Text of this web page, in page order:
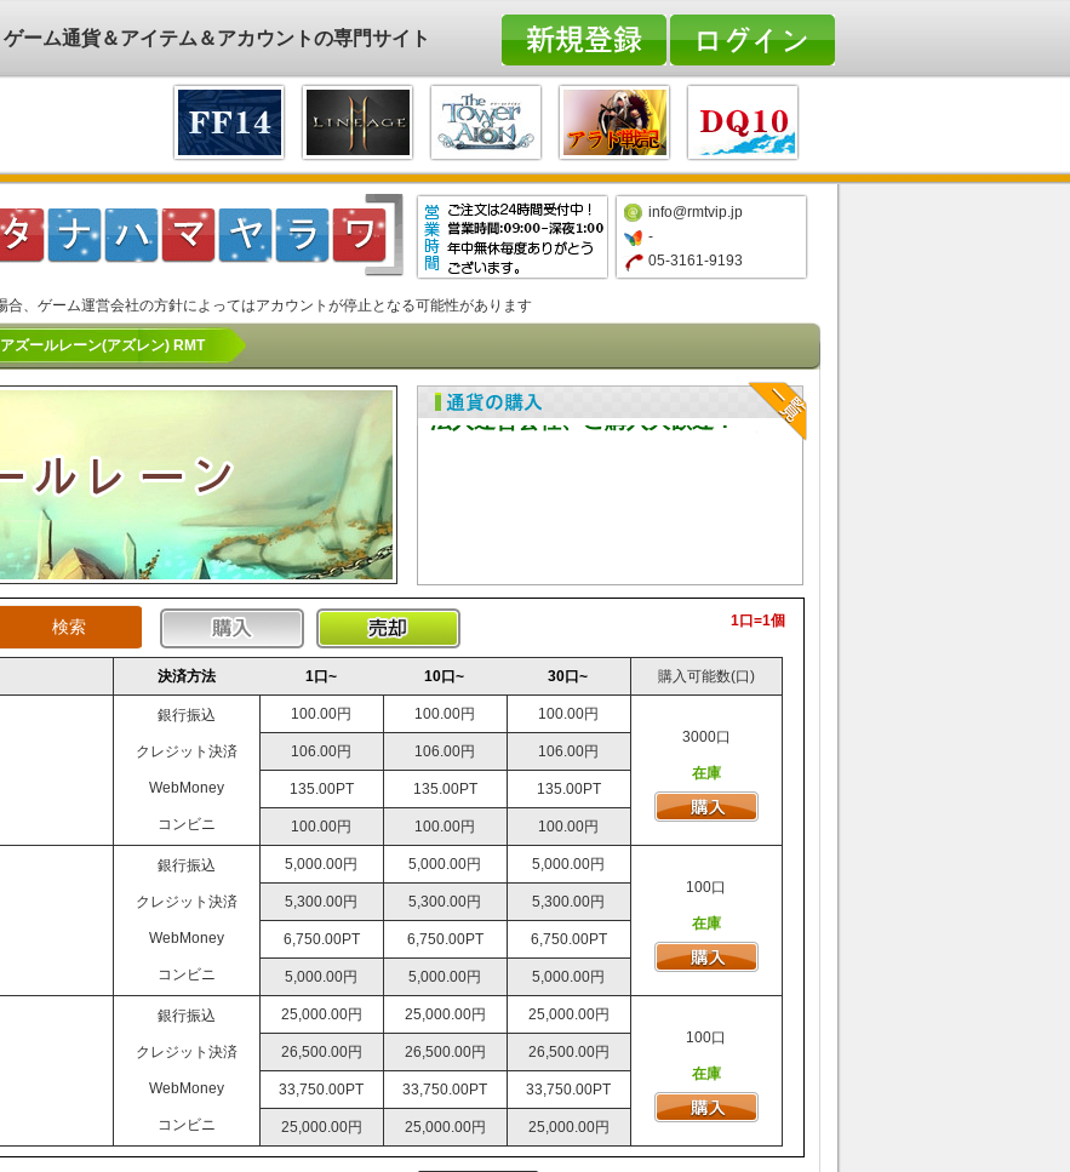
ーム通貨＆アイテム＆アカウントの専門サイト
info@rmtvip.jp
-
05-3161-9193
合、ゲーム運営会社の方針によってはアカウントが停止となる可能性があります
アズールレーン(アズレン) RMT
アカウント内の石は毎日ログインで獲得しますので、ご安心くだ
法人運営会社、ご購入大歓迎！1口=1個
決済方法 1口~ 10口~ 30口~ 購入可能数(口)
銀行振込
クレジット決済
WebMoney
コンビニ
100.00円 100.00円
100.00円
3000口
在庫
106.00円 106.00円 106.00円
135.00PT 135.00PT 135.00PT
100.00円 100.00円 100.00円
銀行振込
クレジット決済
WebMoney
コンビニ
5,000.00円 5,000.00円
5,000.00円
100口
在庫
5,300.00円 5,300.00円 5,300.00円
6,750.00PT 6,750.00PT 6,750.00PT
5,000.00円 5,000.00円 5,000.00円
銀行振込
クレジット決済
WebMoney
コンビニ
25,000.00円 25,000.00円
25,000.00円
100口
在庫
26,500.00円 26,500.00円 26,500.00円
33,750.00PT 33,750.00PT 33,750.00PT
25,000.00円 25,000.00円 25,000.00円